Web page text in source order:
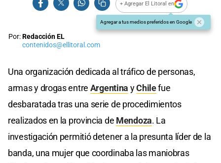
+ Agregar El Litoral en
Agregar a tus medios preferidos en Google
Por:Redacción EL
contenidos@ellitoral.com
Una organización dedicada al tráfico de personas,
armas y drogas entre Argentina yChilefue
desbaratada tras una serie de procedimientos
realizados en la provincia de Mendoza. La
investigación permitió detener a la presunta líder de la
banda, una mujer que coordinaba las maniobras